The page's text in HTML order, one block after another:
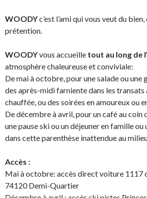
WOODYc’est l’ami qui vous veut du
prétention.
WOODYvous accueille tout au long de
atmosphère chaleureuse et conviviale:
De mai à octobre, pour une salade ou une
des après-midi farniente dans les transats
chauffée, ou des soirées en amoureux ou
De décembre à avril, pour un café au coin
une pause ski ou un déjeuner en famille ou
dans cette parenthèse inattendue au
Accès :
Mai à octobre: accès direct voiture 1117
74120 Demi-Quartier